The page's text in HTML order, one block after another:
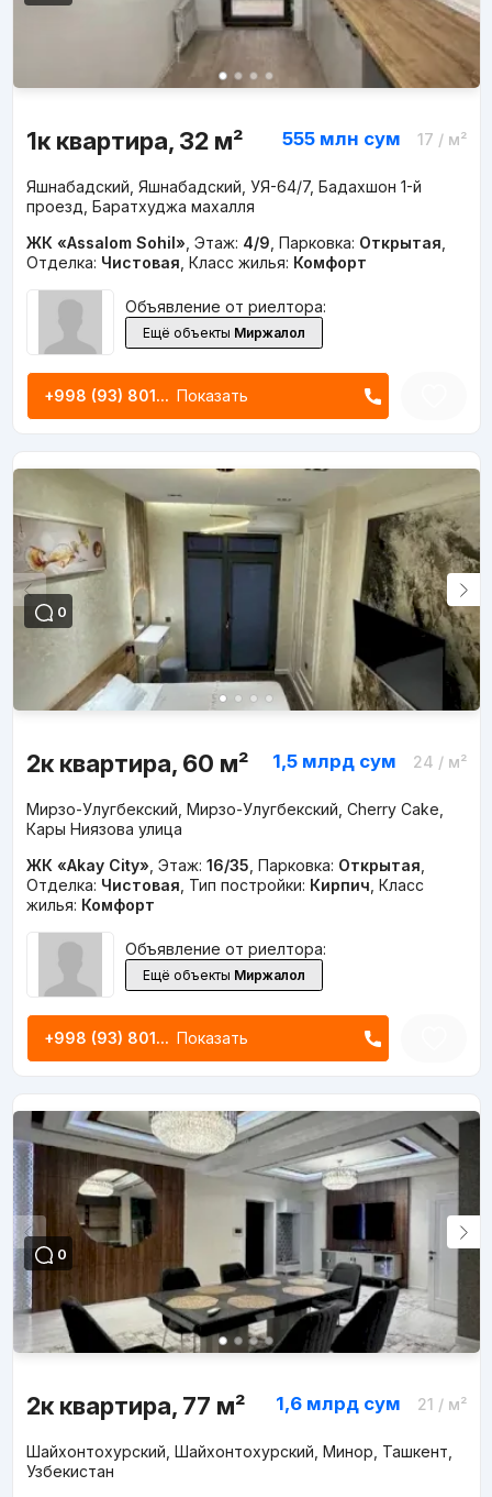
1к квартира, 32 м² 555 млн сум 17 / м²
Яшнабадский, Яшнабадский, УЯ-64/7, Бадахшон 1-й
проезд, Баратхуджа махалля
ЖК «Assalom Sohil» Этаж: 4/9 Парковка: Открытая
Отделка: Чистовая Класс жилья: Комфорт
Объявление от риелтора:
Ещё объекты Миржалол
+998 (93) 801... Показать
0
2к квартира, 60 м² 1,5 млрд сум 24 / м²
Мирзо-Улугбекский, Мирзо-Улугбекский, Cherry Cake,
Кары Ниязова улица
ЖК «Akay City» Этаж: 16/35 Парковка: Открытая
Отделка: Чистовая Тип постройки: Кирпич Класс
жилья: Комфорт
Объявление от риелтора:
Ещё объекты Миржалол
+998 (93) 801... Показать
0
2к квартира, 77 м² 1,6 млрд сум 21 / м²
Шайхонтохурский, Шайхонтохурский, Минор, Ташкент,
Узбекистан